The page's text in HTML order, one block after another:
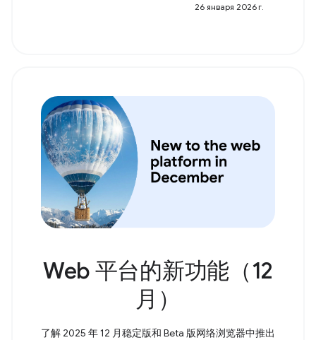
26 января 2026 г.
Web 平台的新功能（12
月）
了解 2025 年 12 月稳定版和 Beta 版网络浏览器中推出